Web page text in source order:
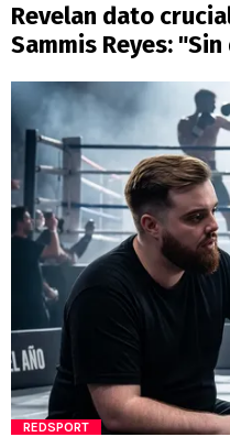
Revelan dato
Sammis Reyes:
REDSPORT